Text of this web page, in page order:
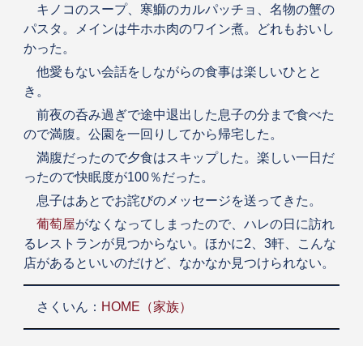
キノコのスープ、寒鰤のカルパッチョ、名物の蟹の
パスタ。メインは牛ホホ肉のワイン煮。どれもおいし
かった。
他愛もない会話をしながらの食事は楽しいひとと
き。
前夜の呑み過ぎで途中退出した息子の分まで食べた
ので満腹。公園を一回りしてから帰宅した。
満腹だったので夕食はスキップした。楽しい一日だ
ったので快眠度が100％だった。
息子はあとでお詫びのメッセージを送ってきた。
葡萄屋がなくなってしまったので、ハレの日に訪れ
るレストランが見つからない。ほかに2、3軒、こんな
店があるといいのだけど、なかなか見つけられない。
さくいん： HOME（家族）